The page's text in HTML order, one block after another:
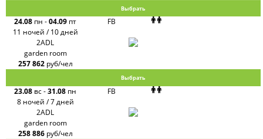
Выбрать
24.08 пн -04.09 пт
11 ночей / 10 дней
FB
2ADL
garden room
257 862 руб/чел
Выбрать
23.08 вс-31.08 пн
8 ночей / 7 дней
FB
2ADL
garden room
258 886 руб/чел